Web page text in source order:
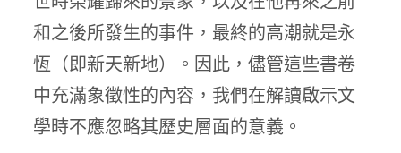
和之後所發生的事件，最終的高潮就是永
恆（即新天新地）。因此，儘管這些書卷
中充滿象徵性的內容，我們在解讀啟示文
學時不應忽略其歷史層面的意義。